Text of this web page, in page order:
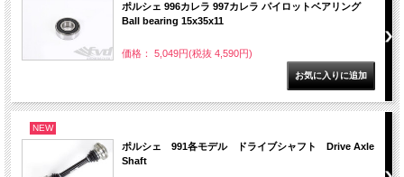
ポルシェ 996カレラ 997カレラ パイロットベアリング
Ball bearing 15x35x11
価格： 5,049円(税抜 4,590円)
NEW
ポルシェ 991各モデル ドライブシャフト Drive Axle
Shaft